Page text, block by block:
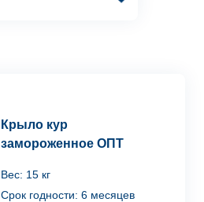
Крыло кур
замороженное ОПТ
Вес: 15 кг
Срок годности: 6 месяцев